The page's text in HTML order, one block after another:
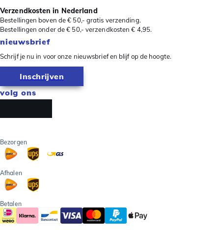
Verzendkosten in Nederland
Bestellingen boven de € 50,- gratis verzending.
Bestellingen onder de € 50,- verzendkosten € 4,95.
nieuwsbrief
Schrijf je nu in voor onze nieuwsbrief en blijf op de hoogte.
Inschrijven
volg ons
Bezorgen
Afhalen
Betalen